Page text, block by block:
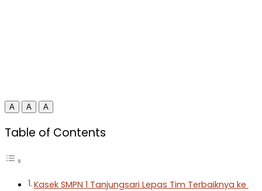
A A A
Table of Contents
Kasek SMPN 1 Tanjungsari Lepas Tim Terbaiknya ke